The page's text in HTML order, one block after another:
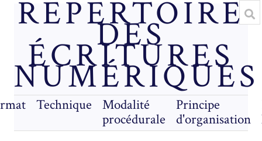
RÉPERTOIRE
DES
ÉCRITURES
NUMÉRIQUES
Technique
Modalité
procédurale
Principe
d'organisation